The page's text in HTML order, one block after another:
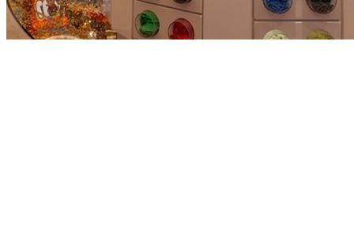
满一个杯子，就可以以89元（标准杯）或159元（加大杯）的
价格将它带回家，如何花最少的钱得到最多的积木？这就要看